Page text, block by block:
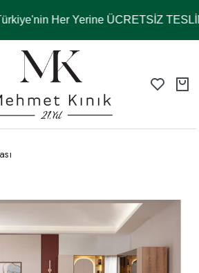
Her Yerine ÜCRETSİZ